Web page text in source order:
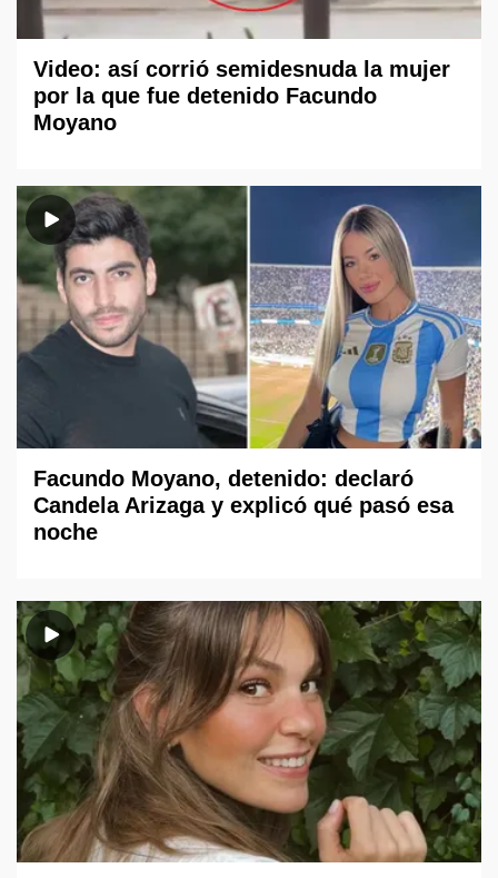
Video: así corrió semidesnuda la mujer
por la que fue detenido Facundo
Moyano
Facundo Moyano, detenido: declaró
Candela Arizaga y explicó qué pasó esa
noche